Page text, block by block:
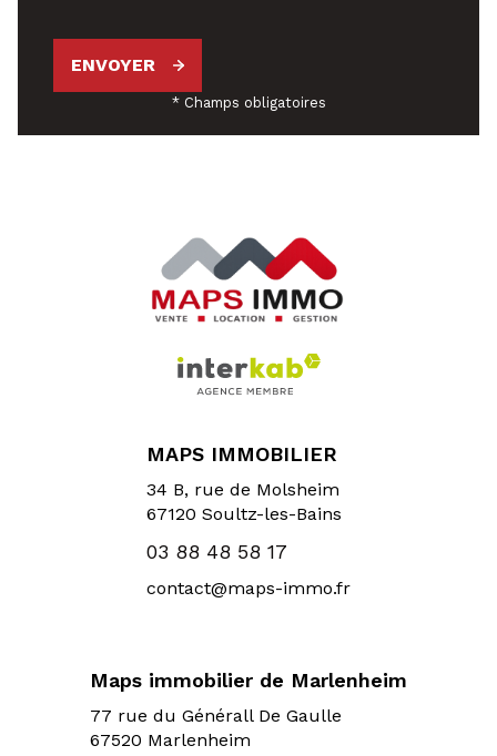
ENVOYER
* Champs obligatoires
MAPS IMMOBILIER
34 B, rue de Molsheim
67120 Soultz-les-Bains
03 88 48 58 17
contact@maps-immo.fr
Maps immobilier de Marlenheim
77 rue du Générall De Gaulle
67520 Marlenheim